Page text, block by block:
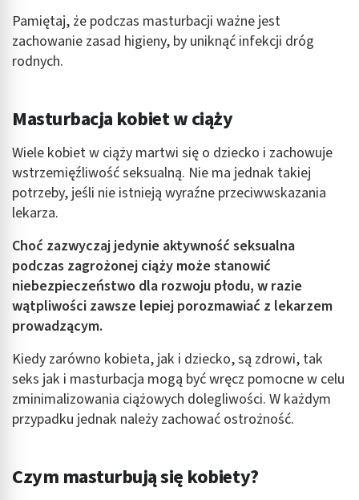
Pamiętaj, że podczas masturbacji ważne jest
zachowanie zasad higieny, by uniknąć infekcji dróg
rodnych.
Masturbacja kobiet w ciąży
Wiele kobiet w ciąży martwi się o dziecko i zachowuje
wstrzemięźliwość seksualną. Nie ma jednak takiej
potrzeby, jeśli nie istnieją wyraźne przeciwwskazania
lekarza.
Choć zazwyczaj jedynie aktywność seksualna
podczas zagrożonej ciąży może stanowić
niebezpieczeństwo dla rozwoju płodu, w razie
wątpliwości zawsze lepiej porozmawiać z lekarzem
prowadzącym.
Kiedy zarówno kobieta, jak i dziecko, są zdrowi, tak
seks jak i masturbacja mogą być wręcz pomocne w celu
zminimalizowania ciążowych dolegliwości. W każdym
przypadku jednak należy zachować ostrożność.
Czym masturbują się kobiety?